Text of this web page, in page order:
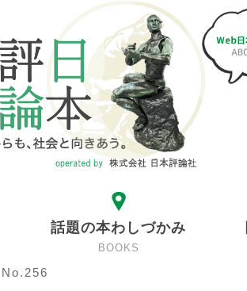
話題の本わしづかみ
BOOKS
No.256